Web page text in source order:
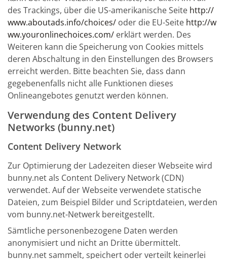
des Trackings, über die US-amerikanische Seite http://
www.aboutads.info/choices/ oder die EU-Seite http://w
ww.youronlinechoices.com/ erklärt werden. Des
Weiteren kann die Speicherung von Cookies mittels
deren Abschaltung in den Einstellungen des Browsers
erreicht werden. Bitte beachten Sie, dass dann
gegebenenfalls nicht alle Funktionen dieses
Onlineangebotes genutzt werden können.
Verwendung des Content Delivery
Networks (bunny.net)
Content Delivery Network
Zur Optimierung der Ladezeiten dieser Webseite wird
bunny.net als Content Delivery Network (CDN)
verwendet. Auf der Webseite verwendete statische
Dateien, zum Beispiel Bilder und Scriptdateien, werden
vom bunny.net-Netwerk bereitgestellt.
Sämtliche personenbezogene Daten werden
anonymisiert und nicht an Dritte übermittelt.
bunny.net sammelt, speichert oder verteilt keinerlei